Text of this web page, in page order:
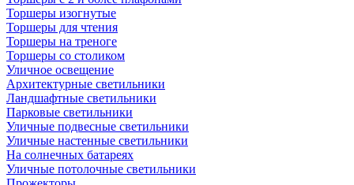
Торшеры изогнутые
Торшеры для чтения
Торшеры на треноге
Торшеры со столиком
Уличное освещение
Архитектурные светильники
Ландшафтные светильники
Парковые светильники
Уличные подвесные светильники
Уличные настенные светильники
На солнечных батареях
Уличные потолочные светильники